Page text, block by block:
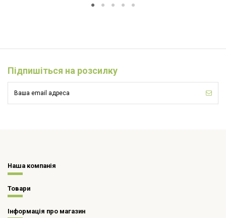
Підпишіться на розсилку
Наша компанія
Товари
Інформація про магазин